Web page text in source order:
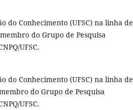
do Conhecimento (UFSC) na linha de
do Grupo de Pesquisa
UFSC.
do Conhecimento (UFSC) na linha de
do Grupo de Pesquisa
UFSC.